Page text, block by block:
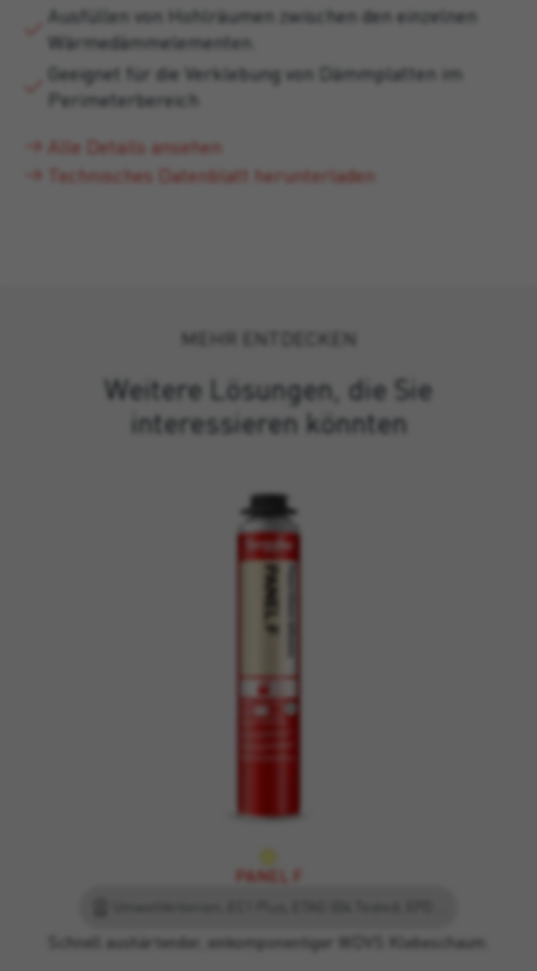
Ausfüllen von Hohlräumen zwischen den einzelnen
Wärmedämmelementen.
Geeignet für die Verklebung von Dämmplatten im
Perimeterbereich
Alle Details ansehen
Technisches Datenblatt herunterladen
MEHR ENTDECKEN
Weitere Lösungen, die Sie
interessieren könnten
PANEL F
Schnell aushärtender, einkomponentiger WDVS Klebeschaum.